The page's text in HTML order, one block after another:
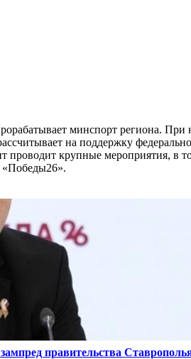
минспорт региона. При
на поддержку
проводит крупные мероприятия, в
«Победы26».
правительства